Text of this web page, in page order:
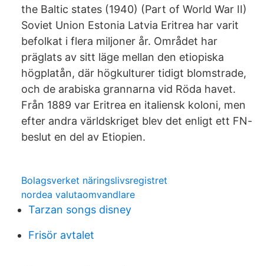
the Baltic states (1940) (Part of World War II)
Soviet Union Estonia Latvia Eritrea har varit
befolkat i flera miljoner år. Området har
präglats av sitt läge mellan den etiopiska
högplatån, där högkulturer tidigt blomstrade,
och de arabiska grannarna vid Röda havet.
Från 1889 var Eritrea en italiensk koloni, men
efter andra världskriget blev det enligt ett FN-
beslut en del av Etiopien.
Bolagsverket näringslivsregistret
nordea valutaomvandlare
Tarzan songs disney
Frisör avtalet